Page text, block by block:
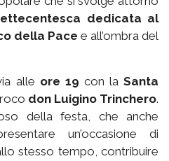
dedicata al
della Pace e all’ombra del
alle ore 19 con laSanta
don Luigino Trinchero.
della festa, che anche
un’occasione di
stesso tempo, contribuire